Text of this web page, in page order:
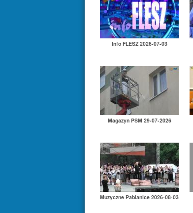
Info FLESZ 2026-07-03
Magazyn PSM 29-07-2026
Muzyczne Pabianice 2026-08-03